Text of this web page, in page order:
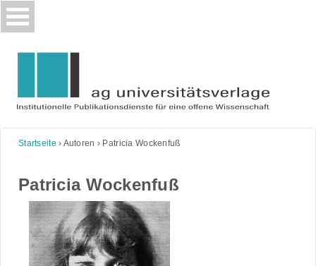
Skip
to
Startseite › Autoren › Patricia Wockenfuß
Patricia Wockenfuß